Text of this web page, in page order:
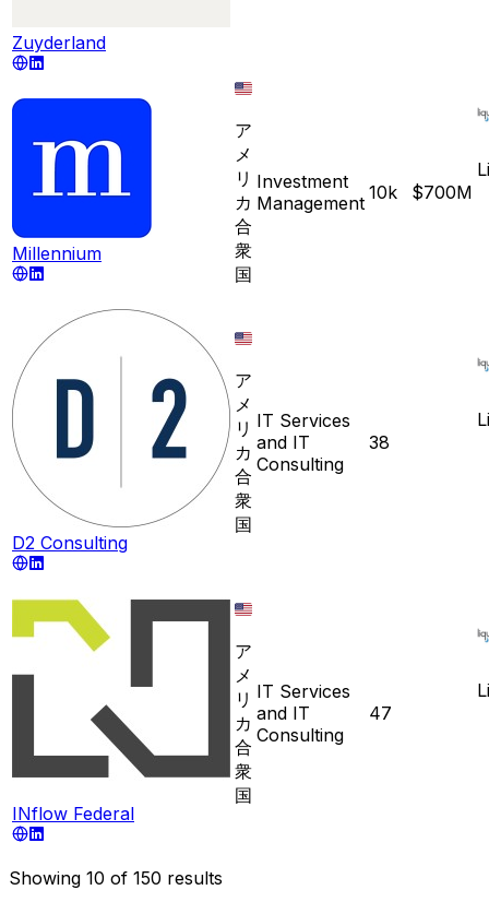
Zuyderland
Millennium
ア
メ
リ
カ
合
衆
国
Investment
Management 10k $700M
D2 Consulting
ア
メ
リ
カ
合
衆
国
IT Services
and IT
Consulting
38
INflow Federal
ア
メ
リ
カ
合
衆
国
IT Services
and IT
Consulting
47
Showing 10 of 150 results